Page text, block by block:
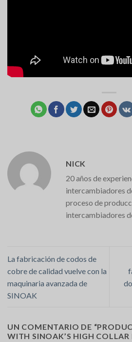
NICK
20 años de
intercambiadores
proceso de
intercambiadores
La fabricación de codos de
cobre de calidad vuelve con la
maquinaria avanzada de
SINOAK
UN COMENTARIO DE “
WITH SINOAK’S HIGH COLLAR